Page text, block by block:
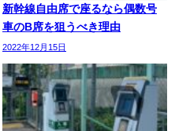
新幹線自由席で座るなら偶数号
車のB席を狙うべき理由
2022年12月15日